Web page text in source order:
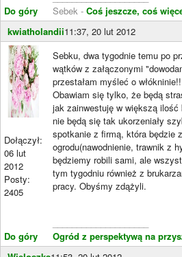
Do góry
Sebek - Coś jeszcze, coś
kwiatholandii11:37, 20 lut 2012
Dołączył:
06 lut
2012
Posty:
2405
Do góry
Sebku, dwa tygodnie temu po
wątków z załączonymi
przestałam myśleć o włókninie!!
Obawiam się tylko, że będą
jak zainwestuję w większą ilość
nie będą się tak ukorzeniały
spotkanie z firmą, która będzie
ogrodu(nawodnienie, trawnik z
będziemy robili sami, ale
tym tygodniu również z
pracy. Obyśmy zdążyli.
Ogród z perspektywą na